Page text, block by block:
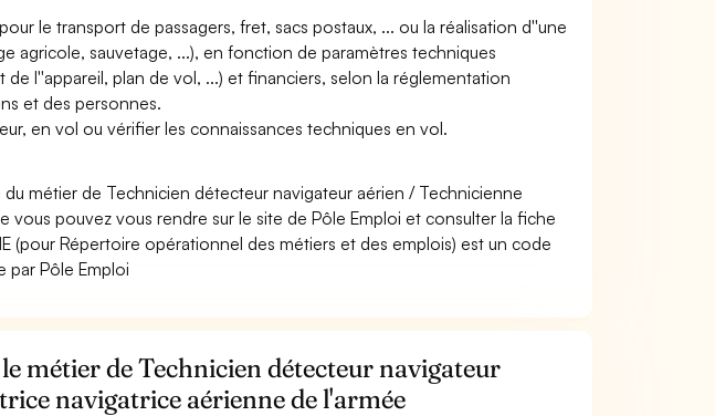
le transport de passagers, fret, sacs postaux, ... ou la réalisation d''une
agricole, sauvetage, ...), en fonction de paramètres techniques
l''appareil, plan de vol, ...) et financiers, selon la réglementation
et des personnes.
en vol ou vérifier les connaissances techniques en vol.
métier de Technicien détecteur navigateur aérien / Technicienne
vous pouvez vous rendre sur le site de Pôle Emploi et consulter la fiche
(pour Répertoire opérationnel des métiers et des emplois) est un code
par Pôle Emploi
métier de Technicien détecteur navigateur
navigatrice aérienne de l'armée